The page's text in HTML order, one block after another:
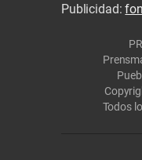
Publicidad:
Todos